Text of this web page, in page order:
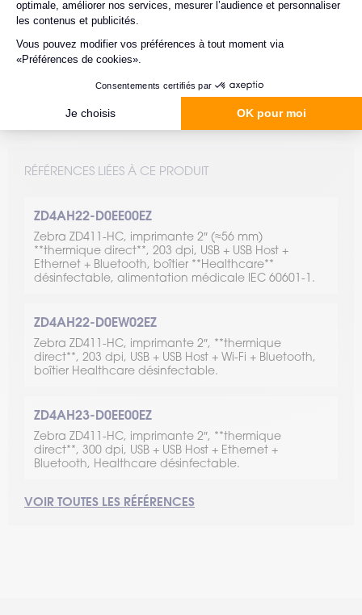
RÉFÉRENCES LIÉES À CE PRODUIT
ZD4AH22-D0EE00EZ
Zebra ZD411-HC, imprimante 2″ (≈56 mm)
**thermique direct**, 203 dpi, USB + USB Host +
Ethernet + Bluetooth, boîtier **Healthcare**
désinfectable, alimentation médicale IEC 60601-1.
ZD4AH22-D0EW02EZ
Zebra ZD411-HC, imprimante 2″, **thermique
direct**, 203 dpi, USB + USB Host + Wi-Fi + Bluetooth,
boîtier Healthcare désinfectable.
ZD4AH23-D0EE00EZ
Zebra ZD411-HC, imprimante 2″, **thermique
direct**, 300 dpi, USB + USB Host + Ethernet +
Bluetooth, Healthcare désinfectable.
VOIR TOUTES LES RÉFÉRENCES